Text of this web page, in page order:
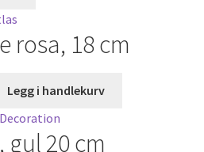
rosa, 18 cm
Legg i handlekurv
gul 20 cm